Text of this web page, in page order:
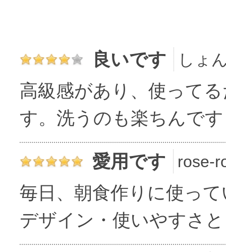
良いです しょ
高級感があり、使って
す。洗うのも楽ちんで
愛用です rose-
毎日、朝食作りに使っ
デザイン・使いやすさ